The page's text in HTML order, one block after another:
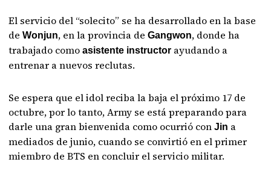
El servicio del “solecito” se ha desarrollado en la base
deWonjun, en la provincia deGangwon, donde ha
trabajado comoasistente instructor ayudando a
entrenar a nuevos reclutas.
Se espera que el idol reciba la baja el próximo 17 de
octubre, por lo tanto, Army se está preparando para
darle una gran bienvenida como ocurrió conJin a
mediados de junio, cuando se convirtió en el primer
miembro de BTS en concluir el servicio militar.